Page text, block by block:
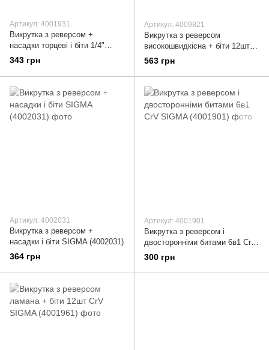
Артикул: 4001931
Викрутка з реверсом +
насадки торцеві і біти 1/4"
13шт CrV SIGMA (4001931)
343 грн
Артикул: 4009821
Викрутка з реверсом
високошвидкісна + біти 12шт
CrV Mega SIGMA (4009821)
563 грн
Артикул: 4002031
Викрутка з реверсом +
насадки і біти SIGMA (4002031)
364 грн
Артикул: 4001901
Викрутка з реверсом і
двосторонніми битами 6в1 CrV
SIGMA (4001901)
300 грн